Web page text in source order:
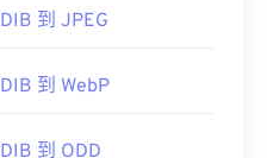
DIB 到 JPEG
DIB 到 WebP
DIB 到 ODD